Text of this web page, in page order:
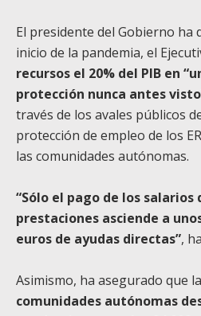
El presidente del Gobierno ha
inicio de la pandemia, el
recursos el 20% del PIB en
protección nunca antes
través de los avales públicos
protección de empleo de los
las comunidades autónomas.
“Sólo el pago de los salarios
prestaciones asciende a
euros de ayudas directas”,
Asimismo, ha asegurado que
comunidades autónomas